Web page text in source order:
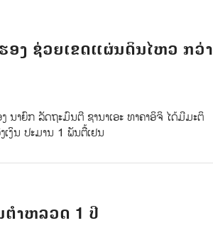
ອງ ຊ່ວຍເຂດແຜ່ນດິນໄຫວ ກວ່າ
ນາຍົກ ລັດຖະມົນຕີ ຊານາເອະ ທາຄາອິຈິ ໄດ້ມີມະຕິ
ງິນ ປະມານ 1 ພັນຕື້ເຢນ
ຕຳຫລວດ 1 ປີ